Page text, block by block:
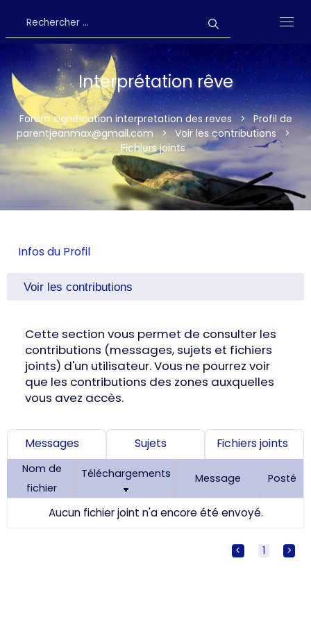
Interprétation rêve
Forum signification interpretation des reves> Profil de
parentjeanmax@gmail.com> Voir les contributions >
Fichiers joints
Infos du Profil
Voir les contributions
Cette section vous permet de consulter les
contributions (messages, sujets et fichiers
joints) d'un utilisateur. Vous ne pourrez voir
que les contributions des zones auxquelles
vous avez accès.
Messages Sujets Fichiers joints
Nom de
fichier
Téléchargements Message Posté
Aucun fichier joint n'a encore été envoyé.
< 1 >